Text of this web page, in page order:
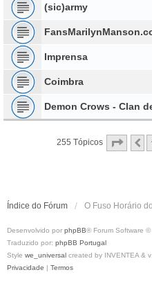
(sic)army
Imprensa
Coimbra
Demon Crows - Clan
255 Tópicos
Índice do Fórum O Fuso Horário
Desenvolvido por phpBB® Forum Software ©
Traduzido por: phpBB Portugal
Style we_universal created by INVENTEA &
Privacidade
Termos